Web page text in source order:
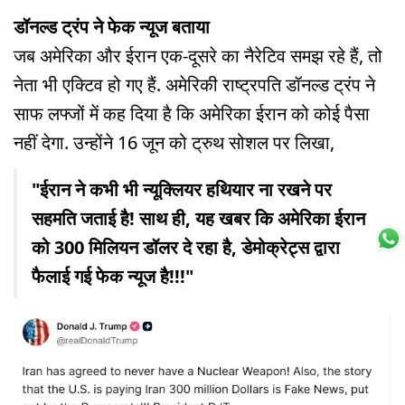
डॉनल्ड ट्रंप ने फेक न्यूज बताया
जब अमेरिका और ईरान एक-दूसरे का नैरेटिव समझ रहे हैं, तो
नेता भी एक्टिव हो गए हैं. अमेरिकी राष्ट्रपति डॉनल्ड ट्रंप ने
साफ लफ्जों में कह दिया है कि अमेरिका ईरान को कोई पैसा
नहीं देगा. उन्होंने 16 जून को ट्रुथ सोशल पर लिखा,
"ईरान ने कभी भी न्यूक्लियर हथियार ना रखने पर
सहमति जताई है! साथ ही, यह खबर कि अमेरिका ईरान
को 300 मिलियन डॉलर दे रहा है, डेमोक्रेट्स द्वारा
फैलाई गई फेक न्यूज है!!!"